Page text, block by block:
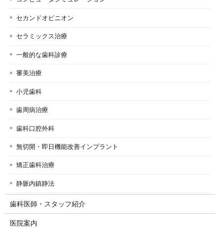
セカンドオピニオン
セラミックス治療
一般的な歯科診療
審美治療
小児歯科
歯周病治療
歯科口腔外科
無切開・即日機能改善インプラント
矯正歯科治療
静脈内鎮静法
歯科医師・スタッフ紹介
医院案内